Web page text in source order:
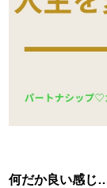
何だか良い感じ